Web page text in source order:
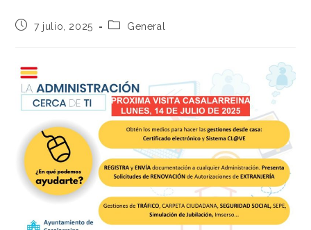
7 julio, 2025 General